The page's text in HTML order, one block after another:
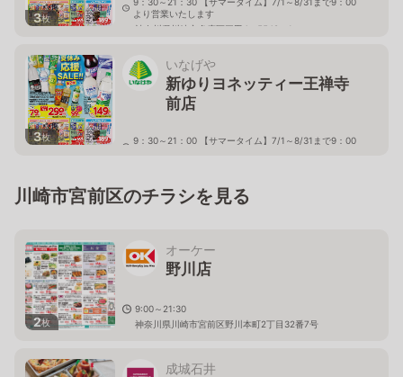
3枚
より営業いたします
神奈川県川崎市多摩区三田4－5548－1
3枚
いなげや
新ゆりヨネッティー王禅寺
前店
9：30～21：00 【サマータイム】7/1～8/31まで9：00
川崎市宮前区のチラシを見る
2枚
オーケー
野川店
9:00～21:30
神奈川県川崎市宮前区野川本町2丁目32番7号
成城石井